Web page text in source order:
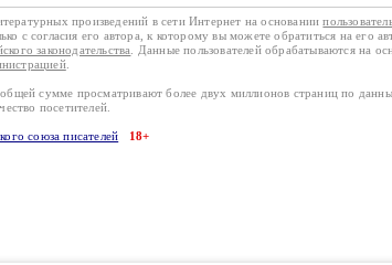
произведений в сети Интернет на основании
с согласия его автора, к которому вы можете обратиться на его
законодательства . Данные пользователей обрабатываются на
.
сумме просматривают более двух миллионов страниц по
посетителей.
союза писателей 18+